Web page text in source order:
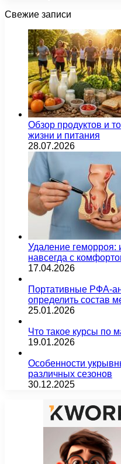
Свежие записи
Обзор продуктов и
жизни и питания
28.07.2026
Удаление геморроя:
навсегда с
17.04.2026
Портативные РФА-
определить состав
25.01.2026
Что такое курсы по
19.01.2026
Особенности
различных сезонов
30.12.2025